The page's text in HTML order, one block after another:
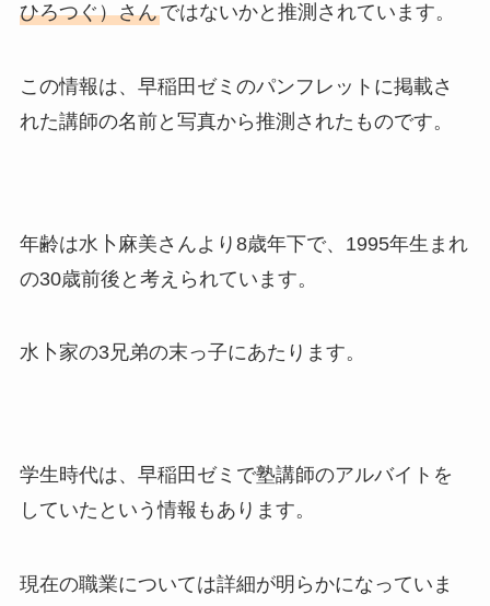
ひろつぐ）さんではないかと推測されています。
この情報は、早稲田ゼミのパンフレットに掲載さ
れた講師の名前と写真から推測されたものです。
年齢は水卜麻美さんより8歳年下で、1995年生まれ
の30歳前後と考えられています。
水卜家の3兄弟の末っ子にあたります。
学生時代は、早稲田ゼミで塾講師のアルバイトを
していたという情報もあります。
現在の職業については詳細が明らかになっていま